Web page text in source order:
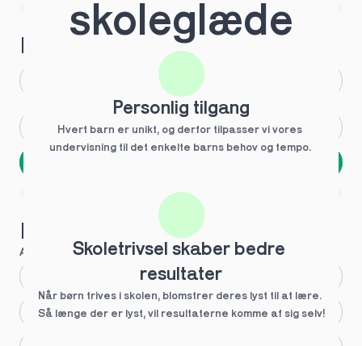
1 ud af 9 for at finde den rette tutor
Hvilken årgang?
2.g Andet
1 ud af 9 for at finde den rette tutor
Hvilke behov?
Anbefalet til dig
Større skoleglæde
skoleglæde
Personlig tilgang
Hvert barn er unikt, og derfor tilpasser vi vores
undervisning til det enkelte barns behov og tempo.
Skoletrivsel skaber bedre
resultater
Når børn trives i skolen, blomstrer deres lyst til at lære.
Så længe der er lyst, vil resultaterne komme af sig selv!